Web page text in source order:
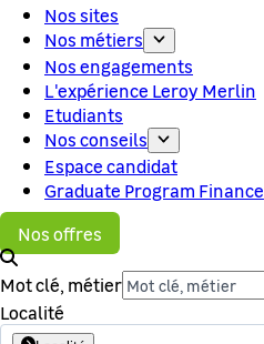
Nos sites
Nos métiers
Nos engagements
L'expérience Leroy Merlin
Etudiants
Nos conseils
Espace candidat
Graduate Program Finance
Nos offres
Mot clé, métier
Localité